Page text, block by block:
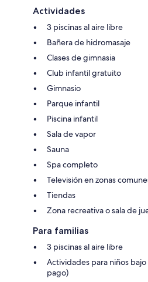
Actividades
3 piscinas al aire libre
Bañera de hidromasaje
Clases de gimnasia
Club infantil gratuito
Gimnasio
Parque infantil
Piscina infantil
Sala de vapor
Sauna
Spa completo
Televisión en zonas
Tiendas
Zona recreativa o sala de
Para familias
3 piscinas al aire libre
Actividades para niños
pago)